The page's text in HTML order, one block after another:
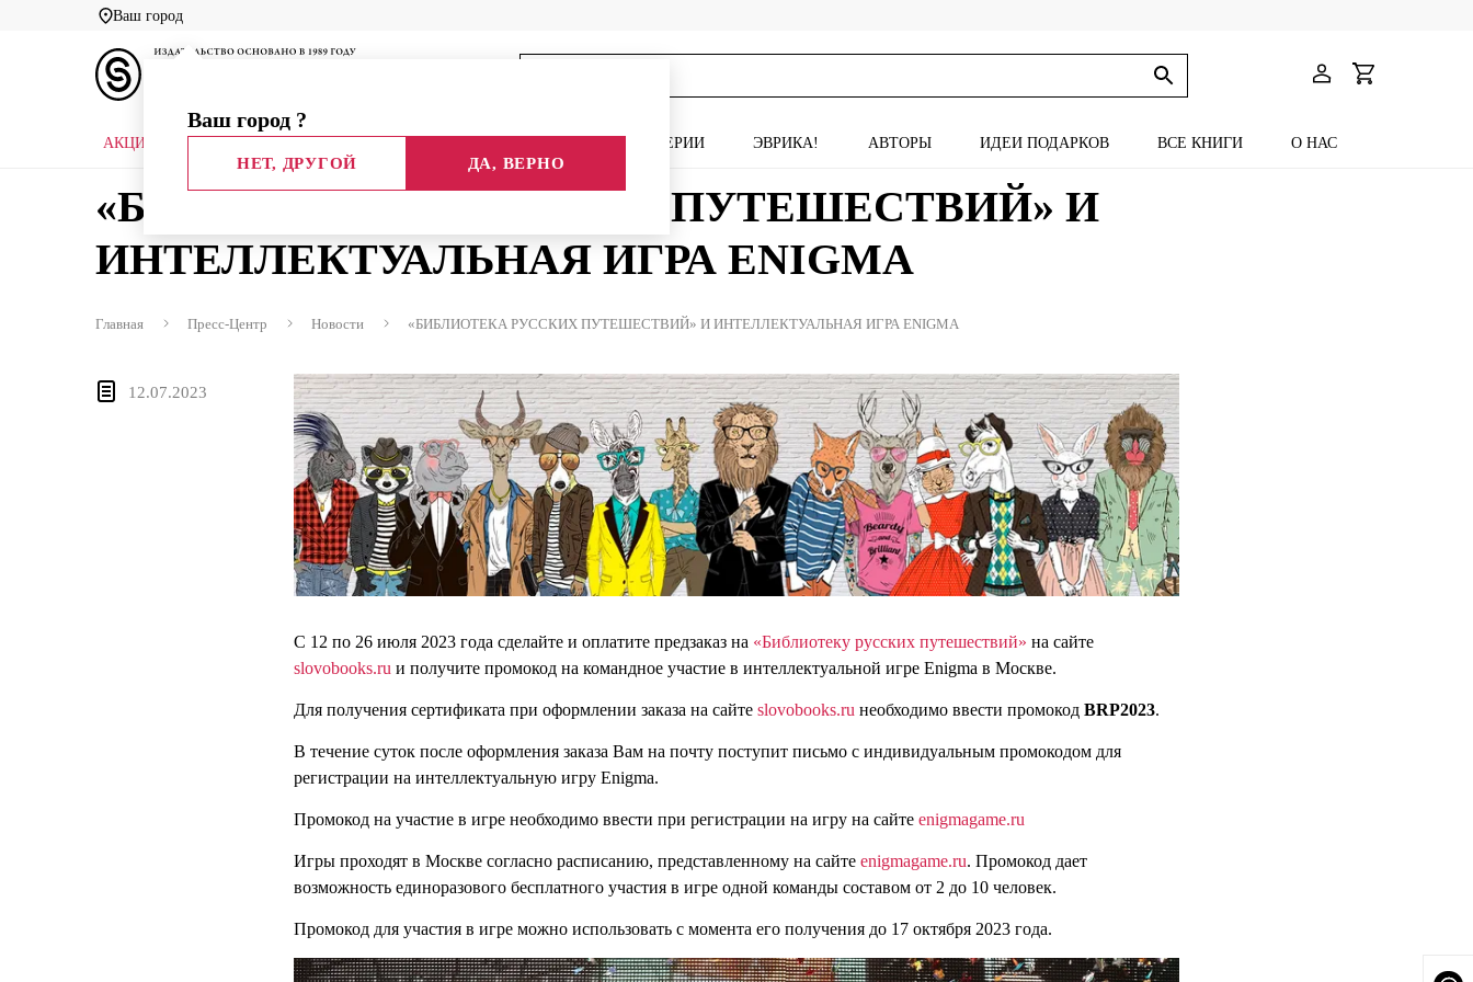
Ваш город
Ваш город ?
НЕТ, ДРУГОЙ ДА, ВЕРНО
АКЦИИ СЕРИИ ЭВРИКА! АВТОРЫ ИДЕИ ПОДАРКОВ ВСЕ КНИГИ О НАС
«БИБЛИОТЕКА РУССКИХ ПУТЕШЕСТВИЙ» И
ИНТЕЛЛЕКТУАЛЬНАЯ ИГРА ENIGMA
Главная Пресс-Центр Новости «БИБЛИОТЕКА РУССКИХ ПУТЕШЕСТВИЙ» И ИНТЕЛЛЕКТУАЛЬНАЯ ИГРА ENIGMA
12.07.2023
С 12 по 26 июля 2023 года сделайте и оплатите предзаказ на «Библиотеку русских путешествий» на сайте
slovobooks.ru и получите промокод на командное участие в интеллектуальной игре Enigma в Москве.
Для получения сертификата при оформлении заказа на сайте slovobooks.ru необходимо ввести промокод BRP2023.
В течение суток после оформления заказа Вам на почту поступит письмо с индивидуальным промокодом для
регистрации на интеллектуальную игру Enigma.
Промокод на участие в игре необходимо ввести при регистрации на игру на сайте enigmagame.ru
Игры проходят в Москве согласно расписанию, представленному на сайте enigmagame.ru. Промокод дает
возможность единоразового бесплатного участия в игре одной команды составом от 2 до 10 человек.
Промокод для участия в игре можно использовать с момента его получения до 17 октября 2023 года.